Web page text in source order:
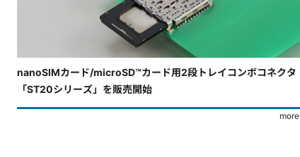
nanoSIMカード/microSD™カード用2段トレイコンボコネクタ
「ST20シリーズ」を販売開始
more